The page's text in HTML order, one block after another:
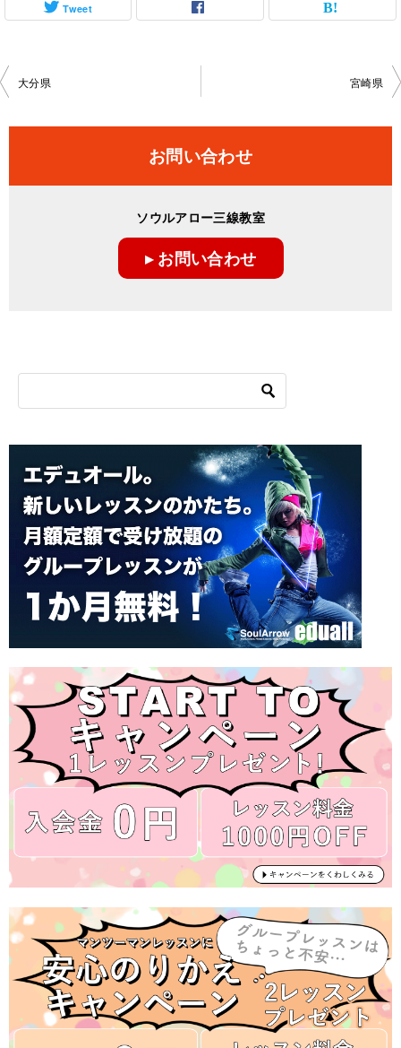
Tweet
投
ビ
大分県 宮崎県
お問い合わせ
ソウルアロー三線教室
▸ お問い合わせ